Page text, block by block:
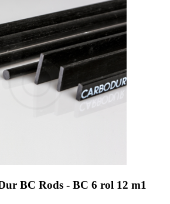
BC Rods - BC 6 rol 12 m1